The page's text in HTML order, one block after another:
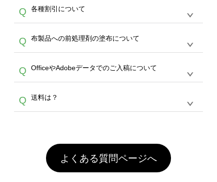
バッグコンシェル
サー
ビスをご利用ください。(※ 30個以下の場合
は、デザインツールをご利用ください)
A
ん。発送後18時以降に配送業者・伝票番号を
メールでお知らせいたしますので、直接配送業
者にご連絡いただき調整をお願い致します。
Q 各種割引について
A
カート内で自動的に割引(最大50%)が適用され
ます。 【付与ポイント】購入金額の1％が1ポ
イントとして付与され、次回ご注文時に1ポイ
ント＝1円としてお使いいただけます。ポイン
トは発送完了の翌日に付与され、次回ご注文時
からご利用頂けます。ポイントの有効期限は一
年間です。【会員ランク】過去10カ月のご注
文回数により会員ランク割引(最大5%)が適用
頂いても、ログインがされていなければ、ラン
クにカウントがされません。
Q 布製品への前処理剤の塗布について
A
意点（前処理剤）】カラー生地（Tシャツのホ
ワイト、トートバッグのナチュラル、ホワイト
といって、プリントを定着させるための処理剤
を塗布しており、短納期・低価格で商品をお届
害な性質で、水洗いで落とすことが可能です。
お手数ですが、お客様ご自身にて着用前に落と
していただけますようお願いいたします。※1
通常注文・直送機能でのご注文に関わらず、前
Q OfficeやAdobeデータでのご入稿について
A
ません。いずれのデータも該当デザインのみ画
像(JPEG,PNG,GIF,PDF)に変換、またはAdobe
Q 送料は？
引」などによるお値引きで4,000円未満になる
場合は送料がかかりますので、ご注意くださ
い。
よくある質問ページへ